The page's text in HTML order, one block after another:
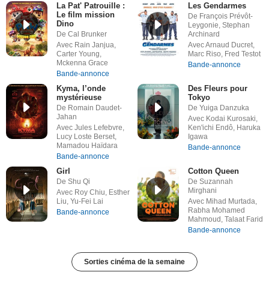
La Pat' Patrouille :
Le film mission
Dino
De Cal Brunker
Avec Rain Janjua,
Carter Young,
Mckenna Grace
Bande-annonce
Les Gendarmes
De François Prévôt-
Leygonie, Stephan
Archinard
Avec Arnaud Ducret,
Marc Riso, Fred Testot
Bande-annonce
Kyma, l’onde
mystérieuse
De Romain Daudet-
Jahan
Avec Jules Lefebvre,
Lucy Loste Berset,
Mamadou Haïdara
Bande-annonce
Des Fleurs pour
Tokyo
De Yuiga Danzuka
Avec Kodai Kurosaki,
Ken'ichi Endô, Haruka
Igawa
Bande-annonce
Girl
De Shu Qi
Avec Roy Chiu, Esther
Liu, Yu-Fei Lai
Bande-annonce
Cotton Queen
De Suzannah
Mirghani
Avec Mihad Murtada,
Rabha Mohamed
Mahmoud, Talaat Farid
Bande-annonce
Sorties cinéma de la semaine